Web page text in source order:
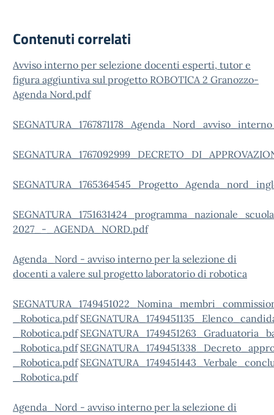
Contenuti correlati
Avviso interno per selezione docenti esperti, tutor e
figura aggiuntiva sul progetto ROBOTICA 2 Granozzo-
Agenda Nord.pdf
2027_-_AGENDA_NORD.pdf
Agenda_Nord - avviso interno per la selezione di
docenti a valere sul progetto laboratorio di robotica
_Robotica.pdf
_Robotica.pdf
_Robotica.pdf
_Robotica.pdf
_Robotica.pdf
Agenda_Nord - avviso interno per la selezione di